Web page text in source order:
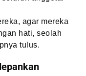
agar mereka
hati, seolah
tulus.